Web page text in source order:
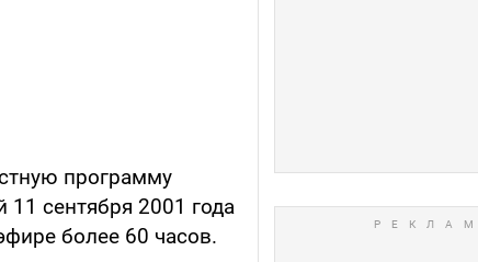
программу
сентября 2001 года
более 60 часов.